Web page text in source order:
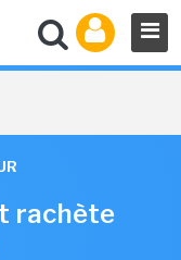
rachète